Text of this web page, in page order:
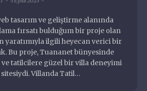
tasarım ve geliştirme alanında
fırsatı bulduğum bir proje olan
yaratımıyla ilgili heyecan verici bir
Bu proje, Tuananet bünyesinde
tatilcilere güzel bir villa deneyimi
Villanda Tatil…